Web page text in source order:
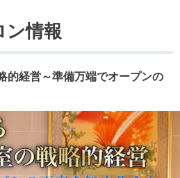
ン情報
的経営～準備万端でオープンの